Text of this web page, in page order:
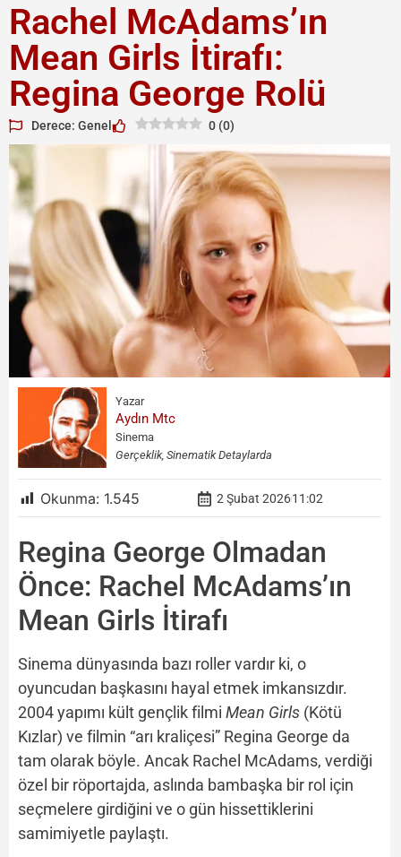
Rachel McAdams’ın
Mean Girls İtirafı:
Regina George Rolü
Derece: Genel 0 (0)
Yazar
Aydın Mtc
Sinema
Gerçeklik, Sinematik Detaylarda
Okunma: 1.545 2 Şubat 202611:02
Regina George Olmadan
Önce: Rachel McAdams’ın
Mean Girls İtirafı
Sinema dünyasında bazı roller vardır ki, o
oyuncudan başkasını hayal etmek imkansızdır.
2004 yapımı kült gençlik filmi Mean Girls (Kötü
Kızlar) ve filmin “arı kraliçesi” Regina George da
tam olarak böyle. Ancak Rachel McAdams, verdiği
özel bir röportajda, aslında bambaşka bir rol için
seçmelere girdiğini ve o gün hissettiklerini
samimiyetle paylaştı.